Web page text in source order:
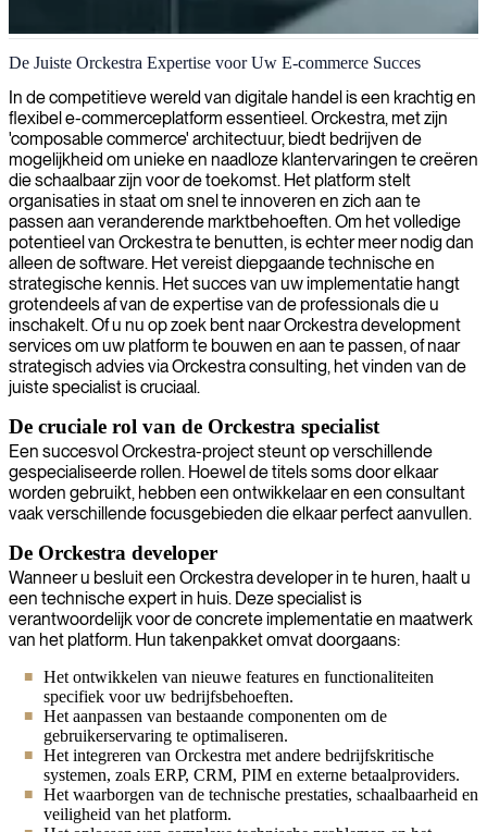
Orckestra projectbeheer
Wij leveren deskundige Orckestra projectmanagers die zorgen voor
een naadloze implementatie en optimalisatie van uw e-commerce
platform, waardoor digitale transformatie en bedrijfsgroei worden
gestimuleerd.
De Juiste Orckestra Expertise voor Uw E-commerce Succes
In de competitieve wereld van digitale handel is een krachtig en
flexibel e-commerceplatform essentieel. Orckestra, met zijn
'composable commerce' architectuur, biedt bedrijven de
mogelijkheid om unieke en naadloze klantervaringen te creëren
die schaalbaar zijn voor de toekomst. Het platform stelt
organisaties in staat om snel te innoveren en zich aan te
passen aan veranderende marktbehoeften. Om het volledige
potentieel van Orckestra te benutten, is echter meer nodig dan
alleen de software. Het vereist diepgaande technische en
strategische kennis. Het succes van uw implementatie hangt
grotendeels af van de expertise van de professionals die u
inschakelt. Of u nu op zoek bent naar Orckestra development
services om uw platform te bouwen en aan te passen, of naar
strategisch advies via Orckestra consulting, het vinden van de
juiste specialist is cruciaal.
De cruciale rol van de Orckestra specialist
Een succesvol Orckestra-project steunt op verschillende
gespecialiseerde rollen. Hoewel de titels soms door elkaar
worden gebruikt, hebben een ontwikkelaar en een consultant
vaak verschillende focusgebieden die elkaar perfect aanvullen.
De Orckestra developer
Wanneer u besluit een Orckestra developer in te huren, haalt u
een technische expert in huis. Deze specialist is
verantwoordelijk voor de concrete implementatie en maatwerk
van het platform. Hun takenpakket omvat doorgaans:
Het ontwikkelen van nieuwe features en functionaliteiten
specifiek voor uw bedrijfsbehoeften.
Het aanpassen van bestaande componenten om de
gebruikerservaring te optimaliseren.
Het integreren van Orckestra met andere bedrijfskritische
systemen, zoals ERP, CRM, PIM en externe betaalproviders.
Het waarborgen van de technische prestaties, schaalbaarheid en
veiligheid van het platform.